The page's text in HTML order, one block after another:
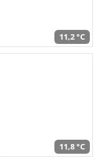
11,2 °C
11,8 °C